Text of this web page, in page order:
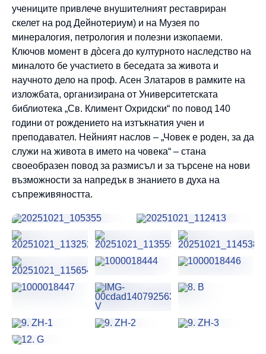
учениците привлече внушителният реставриран
скелет на род Дейнотериум) и на Музея по
минералогия, петрология и полезни изкопаеми.
Ключов момент в дòсега до културното наследство на
миналото бе участието в беседата за живота и
научното дело на проф. Асен Златаров в рамките на
изложбата, организирана от Университетската
библиотека „Св. Климент Охридски“ по повод 140
години от рождението на изтъкнатия учен и
преподавател. Нейният наслов – „Човек е роден, за да
служи на живота в името на човека“ – стана
своеобразен повод за размисъл и за търсене на нови
възможности за напредък в знанието в духа на
съпреживяността.